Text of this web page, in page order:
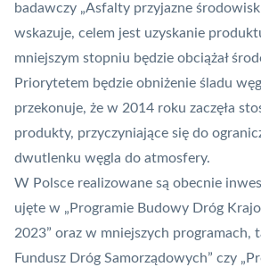
badawczy „Asfalty przyjazne
wskazuje, celem jest uzyskanie
mniejszym stopniu będzie obciążał
Priorytetem będzie obniżenie śladu
przekonuje, że w 2014 roku zaczęła
produkty, przyczyniające się do
dwutlenku węgla do atmosfery.
W Polsce realizowane są obecnie
ujęte w „Programie Budowy Dróg
2023” oraz w mniejszych programach,
Fundusz Dróg Samorządowych” czy